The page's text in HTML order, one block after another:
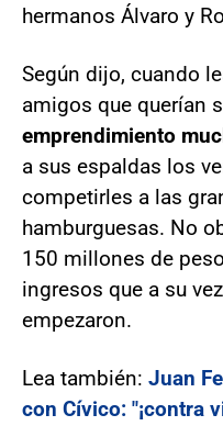
hermanos Álvaro y
Según dijo, cuando
amigos que querían
emprendimiento
a sus espaldas los
competirles a las
hamburguesas. No
150 millones de
ingresos que a su
empezaron.
Lea también: Juan
con Cívico: "¡contra